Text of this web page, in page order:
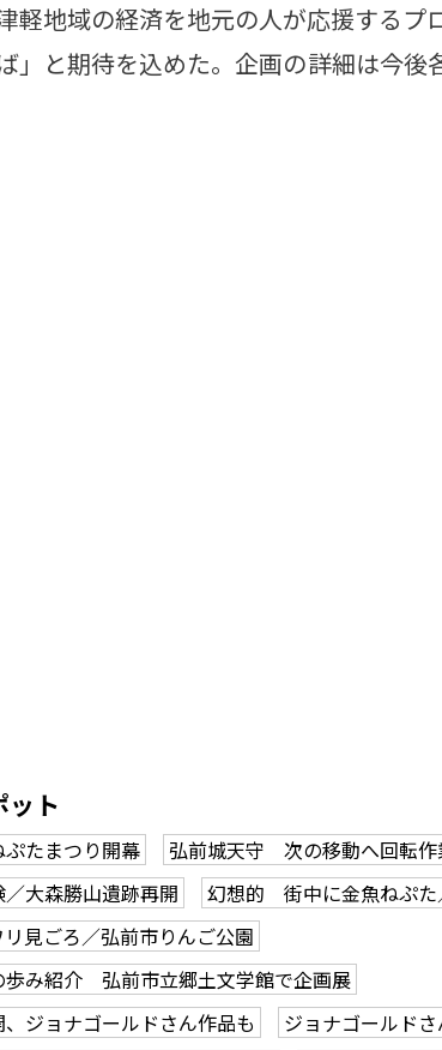
軽地域の経済を地元の人が応援するプ
」と期待を込めた。企画の詳細は今後
ット
たまつり開幕
弘前城天守 次の移動へ回転作
大森勝山遺跡再開
幻想的 街中に金魚ねぷた
見ごろ／弘前市りんご公園
歩み紹介 弘前市立郷土文学館で企画展
ジョナゴールドさん作品も
ジョナゴールド